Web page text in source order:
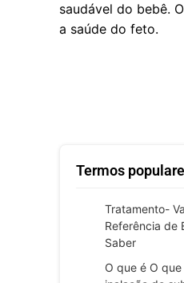
saudável do bebê.
a saúde do feto.
Termos
Tratamento-
Referência de
Saber
O que é O